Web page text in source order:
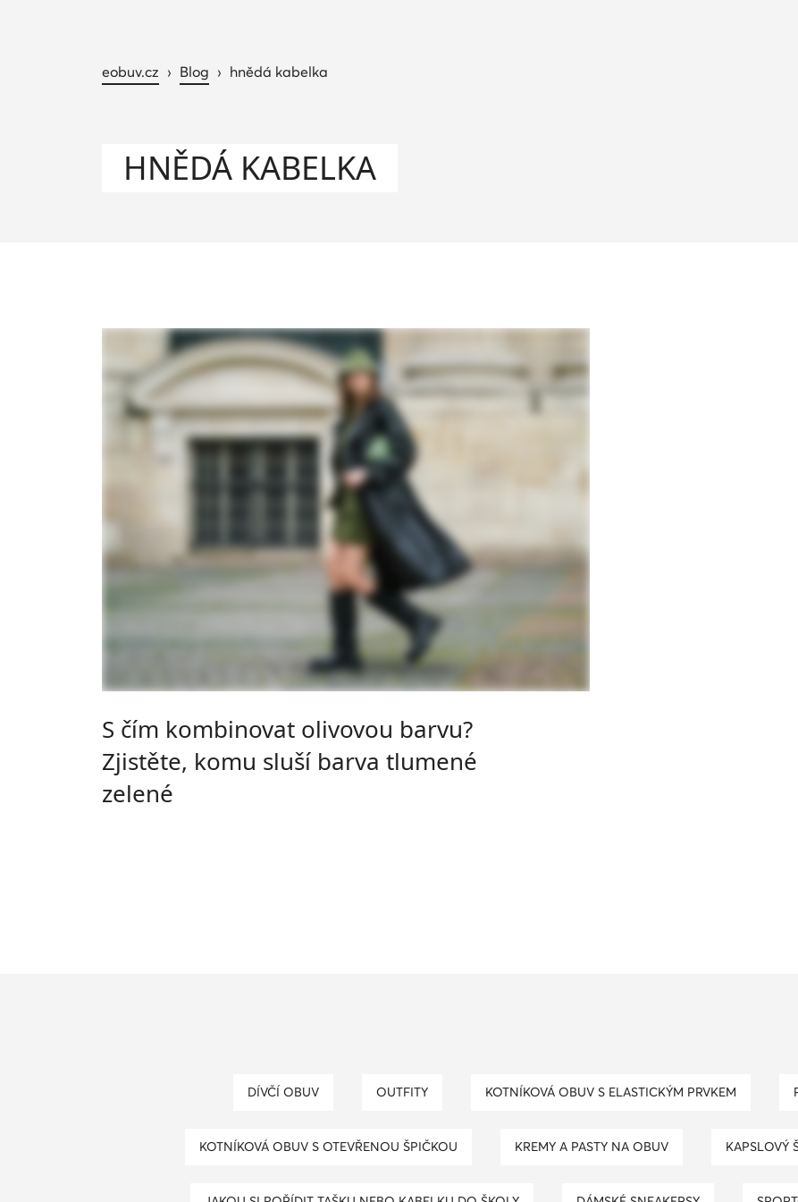
eobuv.cz › Blog › hnědá kabelka
HNĚDÁ KABELKA
S čím kombinovat olivovou barvu?
Zjistěte, komu sluší barva tlumené
zelené
DÍVČÍ OBUV OUTFITY KOTNÍKOVÁ OBUV S ELASTICKÝM PRVKEM
KOTNÍKOVÁ OBUV S OTEVŘENOU ŠPIČKOU KREMY A PASTY NA OBUV KAPSLOVÝ